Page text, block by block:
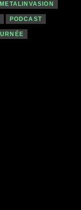
METALINVASION
PODCAST